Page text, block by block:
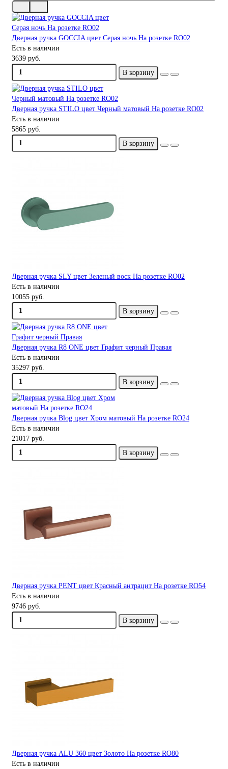
Дверная ручка GOCCIA цвет Серая ночь На розетке RO02
Есть в наличии
3639 руб.
В корзину
Дверная ручка STILO цвет Черный матовый На розетке RO02
Есть в наличии
5865 руб.
В корзину
Дверная ручка SLY цвет Зеленый воск На розетке RO02
Есть в наличии
10055 руб.
В корзину
Дверная ручка R8 ONE цвет Графит черный Правая
Есть в наличии
35297 руб.
В корзину
Дверная ручка Blog цвет Хром матовый На розетке RO24
Есть в наличии
21017 руб.
В корзину
Дверная ручка PENT цвет Красный антрацит На розетке RO54
Есть в наличии
9746 руб.
В корзину
Дверная ручка ALU 360 цвет Золото На розетке RO80
Есть в наличии